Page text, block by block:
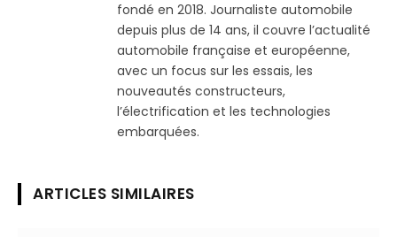
fondé en 2018. Journaliste automobile
depuis plus de 14 ans, il couvre l’actualité
automobile française et européenne,
avec un focus sur les essais, les
nouveautés constructeurs,
l’électrification et les technologies
embarquées.
ARTICLES SIMILAIRES